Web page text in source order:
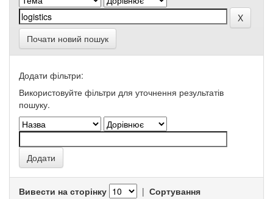
Почати новий пошук
Додати фільтри:
Використовуйте фільтри для уточнення результатів
пошуку.
Вивести на сторінку | Сортування